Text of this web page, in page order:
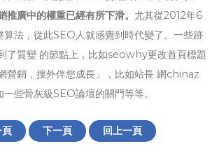
推廣中的權重已經有所下滑。 尤其從2012年6
算法，從此SEO人就感覺到時代變了。一些跡
了質變 的節點上，比如seowhy更改首頁標題
營銷，搜外伴您成長」，比如站長 網chinaz
些骨灰級SEO論壇的關門等等。
頁 下一頁 回上一頁